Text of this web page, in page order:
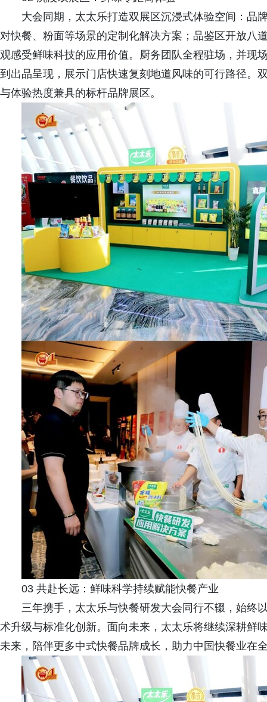
大会同期，太太乐打造双展区沉浸式体验空间：品
对快餐、粉面等场景的定制化解决方案；品鉴区开放八
观感受鲜味科技的应用价值。厨务团队全程驻场，并现
到出品呈现，展示门店快速复刻地道风味的可行路径。
与体验热度兼具的标杆品牌展区。
03 共赴长远：鲜味科学持续赋能快餐产业
三年携手，太太乐与快餐研发大会同行不辍，始终
术升级与标准化创新。面向未来，太太乐将继续深耕鲜
未来，陪伴更多中式快餐品牌成长，助力中国快餐业在